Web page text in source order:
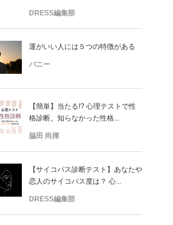
DRESS編集部
運がいい人には５つの特徴がある
バニー
【簡単】当たる!? 心理テストで性
格診断。知らなかった性格...
脇田 尚揮
【サイコパス診断テスト】あなたや
恋人のサイコパス度は？ 心...
DRESS編集部